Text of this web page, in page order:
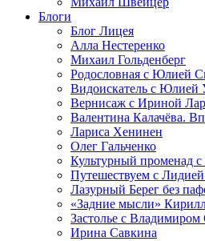
Блоги
Блог Лицея
Алла Нестеренко
Михаил Гольденберг
Родословная с Юлией
Видоискатель с Юлией
Вернисаж с Ириной
Валентина Калачёва.
Лариса Хенинен
Олег Гальченко
Культурный променад
Путешествуем с
Лазурный Берег без
«Задние мысли»
Застолье с
Ирина Савкина